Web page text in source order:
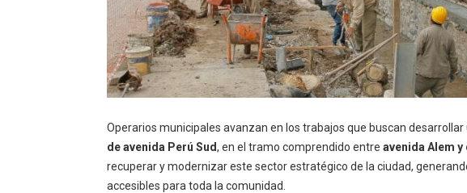
Operarios municipales avanzan en los trabajos que buscan
de avenida Perú Sud, en el tramo comprendido entre avenida Alem
recuperar y modernizar este sector estratégico de la ciudad,
accesibles para toda la comunidad.